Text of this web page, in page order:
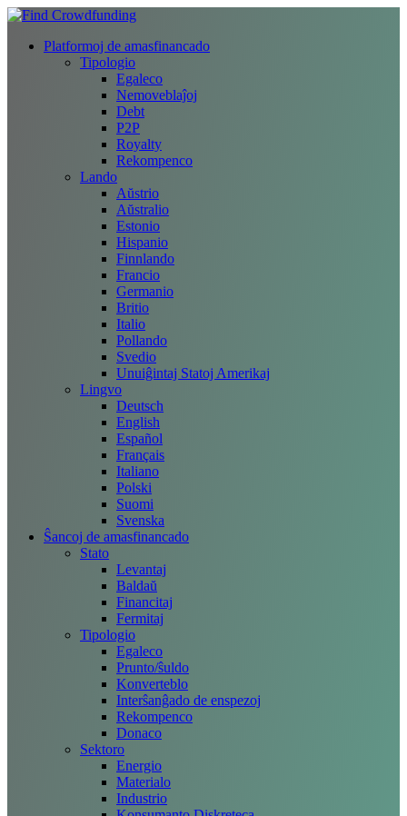
Platformoj de amasfinancado
Tipologio
Egaleco
Nemoveblaĵoj
Debt
P2P
Royalty
Rekompenco
Lando
Aŭstrio
Aŭstralio
Estonio
Hispanio
Finnlando
Francio
Germanio
Britio
Italio
Pollando
Svedio
Unuiĝintaj Statoj Amerikaj
Lingvo
Deutsch
English
Español
Français
Italiano
Polski
Suomi
Svenska
Ŝancoj de amasfinancado
Stato
Levantaj
Baldaŭ
Financitaj
Fermitaj
Tipologio
Egaleco
Prunto/ŝuldo
Konverteblo
Interŝanĝado de enspezoj
Rekompenco
Donaco
Sektoro
Energio
Materialo
Industrio